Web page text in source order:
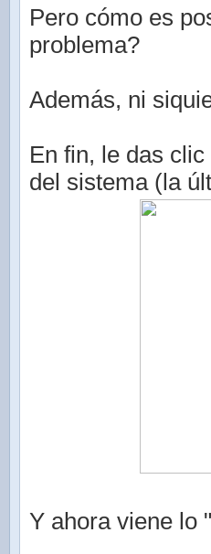
Pero cómo es
problema?
Además, ni
En fin, le das
del sistema (la
Y ahora viene lo